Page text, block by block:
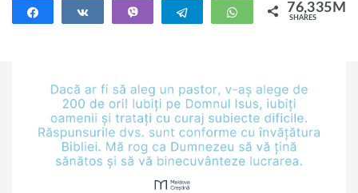
Share Share Telegram WhatsApp76,335M
SHARES